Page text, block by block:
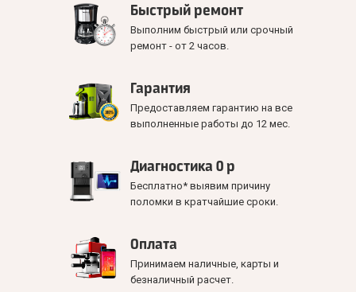
Быстрый ремонт
Выполним быстрый или срочный
ремонт - от 2 часов.
Гарантия
Предоставляем гарантию на все
выполненные работы до 12 мес.
Диагностика 0 р
Бесплатно* выявим причину
поломки в кратчайшие сроки.
Оплата
Принимаем наличные, карты и
безналичный расчет.